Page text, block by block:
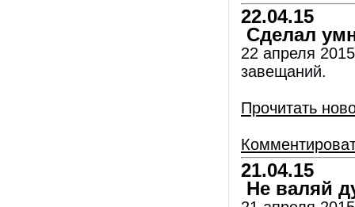
22.04.15
Сделал
22 апреля
завещаний.
Прочитать
21.04.15
Не валяй